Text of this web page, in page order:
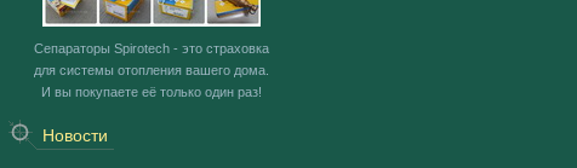
Сепараторы Spirotech - это страховка
для системы отопления вашего дома.
И вы покупаете её только один раз!
Новости